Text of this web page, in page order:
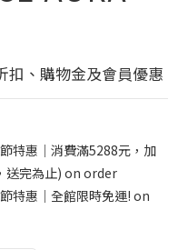
扣、購物金及會員優惠
特惠｜消費滿5288元，加
送完為止) on order
特惠｜全館限時免運! on